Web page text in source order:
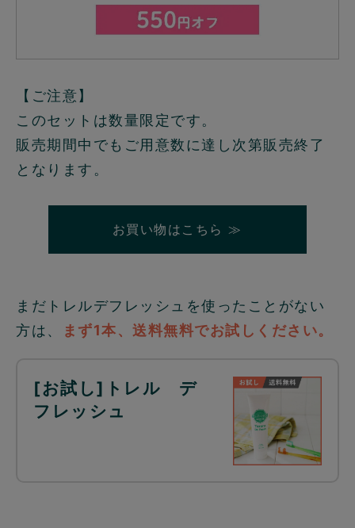
【ご注意】
このセットは数量限定です。
販売期間中でもご用意数に達し次第販売終了
となります。
お買い物はこちら ≫
まだトレルデフレッシュを使ったことがない
方は、
まず1本、送料無料でお試しください。
[お試し]トレル デ
フレッシュ